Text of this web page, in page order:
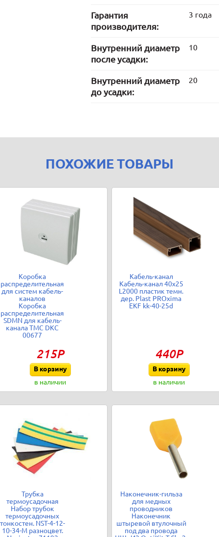
Гарантия
производителя:
3 года
Внутренний диаметр
после усадки:
10
Внутренний диаметр
до усадки:
20
ПОХОЖИЕ ТОВАРЫ
Коробка
распределительная
для систем кабель-
каналов
Коробка
распределительная
SDMN для кабель-
канала TMC DKC
00677
215Р
В корзину
в наличии
Кабель-канал
Кабель-канал 40х25
L2000 пластик темн.
дер. Plast PROxima
EKF kk-40-25d
440Р
В корзину
в наличии
Трубка
термоусадочная
Набор трубок
термоусадочных
тонкостен. NST-4-12-
10-34-M разноцвет.
Наконечник-гильза
для медных
проводников
Наконечник
штыревой втулочный
под два провода